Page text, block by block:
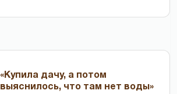
«Купила дачу, а потом
выяснилось, что там нет воды»